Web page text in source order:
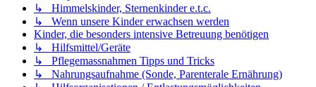
↳ Himmelskinder, Sternenkinder e.t.c.
↳ Wenn unsere Kinder erwachsen werden
Kinder, die besonders intensive Betreuung benötigen
↳ Hilfsmittel/Geräte
↳ Pflegemassnahmen Tipps und Tricks
↳ Nahrungsaufnahme (Sonde, Parenterale Ernährung)